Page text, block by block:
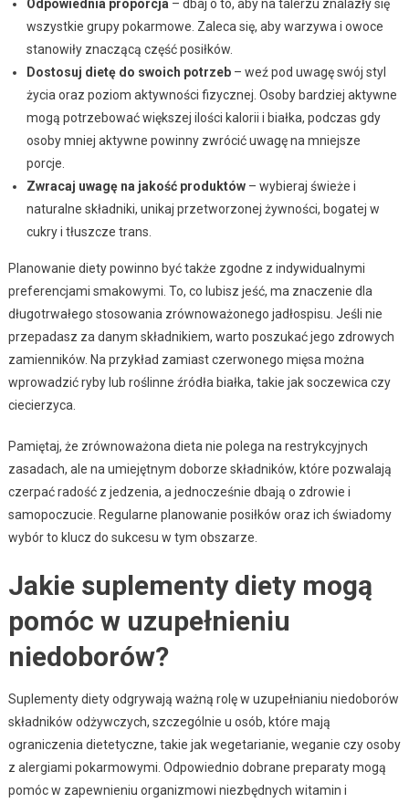
Odpowiednia proporcja – dbaj o to, aby na talerzu znalazły się
wszystkie grupy pokarmowe. Zaleca się, aby warzywa i owoce
stanowiły znaczącą część posiłków.
Dostosuj dietę do swoich potrzeb– weź pod uwagę swój styl
życia oraz poziom aktywności fizycznej. Osoby bardziej aktywne
mogą potrzebować większej ilości kalorii i białka, podczas gdy
osoby mniej aktywne powinny zwrócić uwagę na mniejsze
porcje.
Zwracaj uwagę na jakość produktów– wybieraj świeże i
naturalne składniki, unikaj przetworzonej żywności, bogatej w
cukry i tłuszcze trans.
Planowanie diety powinno być także zgodne z indywidualnymi
preferencjami smakowymi. To, co lubisz jeść, ma znaczenie dla
długotrwałego stosowania zrównoważonego jadłospisu. Jeśli nie
przepadasz za danym składnikiem, warto poszukać jego zdrowych
zamienników. Na przykład zamiast czerwonego mięsa można
wprowadzić ryby lub roślinne źródła białka, takie jak soczewica czy
ciecierzyca.
Pamiętaj, że zrównoważona dieta nie polega na restrykcyjnych
zasadach, ale na umiejętnym doborze składników, które pozwalają
czerpać radość z jedzenia, a jednocześnie dbają o zdrowie i
samopoczucie. Regularne planowanie posiłków oraz ich świadomy
wybór to klucz do sukcesu w tym obszarze.
Jakie suplementy diety mogą
pomóc w uzupełnieniu
niedoborów?
Suplementy diety odgrywają ważną rolę w uzupełnianiu niedoborów
składników odżywczych, szczególnie u osób, które mają
ograniczenia dietetyczne, takie jak wegetarianie, weganie czy osoby
z alergiami pokarmowymi. Odpowiednio dobrane preparaty mogą
pomóc w zapewnieniu organizmowi niezbędnych witamin i